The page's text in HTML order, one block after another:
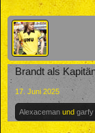
Brandt als
17. Juni 2025
Alexaceman und garfy